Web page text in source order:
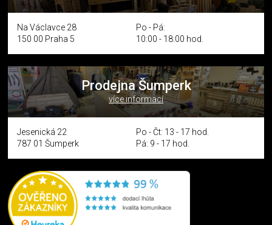
Na Václavce 28
150 00 Praha 5
Po - Pá:
10:00 - 18:00 hod.
Prodejna Šumperk
více informací
Jesenická 22
787 01 Šumperk
Po - Čt: 13 - 17 hod.
Pá: 9 - 17 hod.